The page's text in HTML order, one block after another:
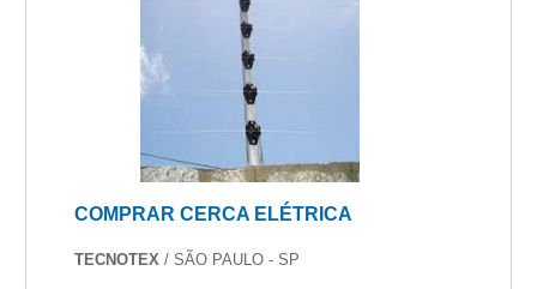
COMPRAR CERCA ELÉTRICA
TECNOTEX / SÃO PAULO - SP